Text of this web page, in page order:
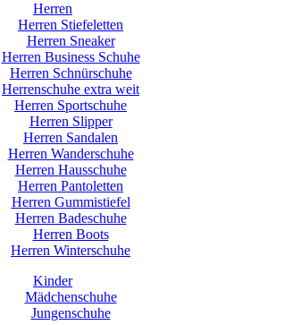
Herren
Herren Stiefeletten
Herren Sneaker
Herren Business Schuhe
Herren Schnürschuhe
Herrenschuhe extra weit
Herren Sportschuhe
Herren Slipper
Herren Sandalen
Herren Wanderschuhe
Herren Hausschuhe
Herren Pantoletten
Herren Gummistiefel
Herren Badeschuhe
Herren Boots
Herren Winterschuhe
Kinder
Mädchenschuhe
Jungenschuhe